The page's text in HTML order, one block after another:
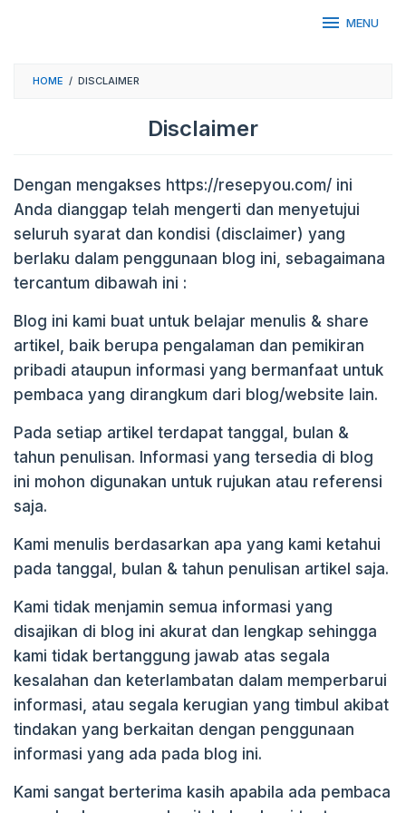
MENU
HOME / DISCLAIMER
Disclaimer
Maharani
Putri
Posted
on
20
2017
Dengan mengakses https://resepyou.com/ ini
Anda dianggap telah mengerti dan menyetujui
seluruh syarat dan kondisi (disclaimer) yang
berlaku dalam penggunaan blog ini, sebagaimana
tercantum dibawah ini :
Blog ini kami buat untuk belajar menulis & share
artikel, baik berupa pengalaman dan pemikiran
pribadi ataupun informasi yang bermanfaat untuk
pembaca yang dirangkum dari blog/website lain.
Pada setiap artikel terdapat tanggal, bulan &
tahun penulisan. Informasi yang tersedia di blog
ini mohon digunakan untuk rujukan atau referensi
saja.
Kami menulis berdasarkan apa yang kami ketahui
pada tanggal, bulan & tahun penulisan artikel saja.
Kami tidak menjamin semua informasi yang
disajikan di blog ini akurat dan lengkap sehingga
kami tidak bertanggung jawab atas segala
kesalahan dan keterlambatan dalam memperbarui
informasi, atau segala kerugian yang timbul akibat
tindakan yang berkaitan dengan penggunaan
informasi yang ada pada blog ini.
Kami sangat berterima kasih apabila ada pembaca